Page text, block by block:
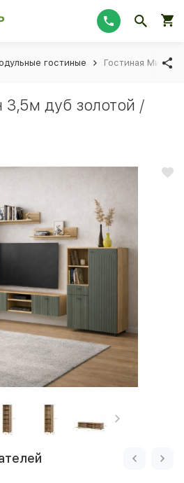
гостиные Гостиная Милан
3,5м дуб золотой /